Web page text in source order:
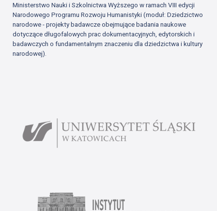
Ministerstwo Nauki i Szkolnictwa Wyższego w ramach VIII edycji
Narodowego Programu Rozwoju Humanistyki (moduł: Dziedzictwo
narodowe - projekty badawcze obejmujące badania naukowe
dotyczące długofalowych prac dokumentacyjnych, edytorskich i
badawczych o fundamentalnym znaczeniu dla dziedzictwa i kultury
narodowej).